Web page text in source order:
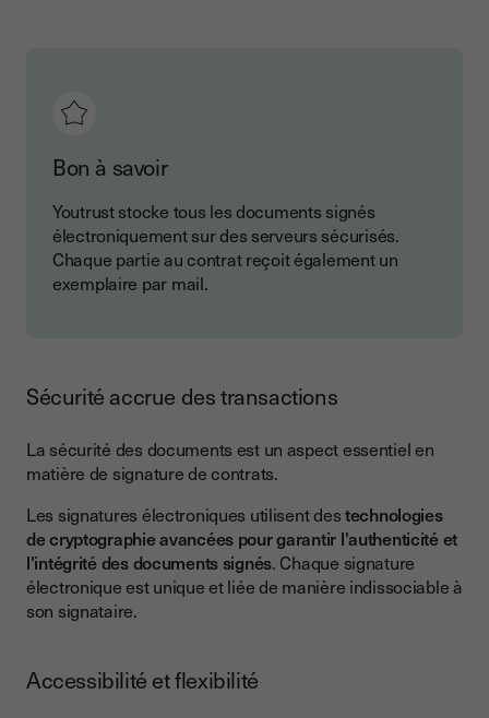
Bon à savoir
Youtrust stocke tous les documents signés
électroniquement sur des serveurs sécurisés.
Chaque partie au contrat reçoit également un
exemplaire par mail.
Sécurité accrue des transactions
La sécurité des documents est un aspect essentiel en
matière de signature de contrats.
Les signatures électroniques utilisent destechnologies
de cryptographie avancées pour garantir l'authenticité et
l'intégrité des documents signés. Chaque signature
électronique est unique et liée de manière indissociable à
son signataire.
Accessibilité et flexibilité